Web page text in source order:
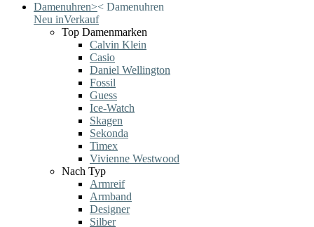
Damenuhren>< Damenuhren
Neu inVerkauf
Top Damenmarken
Calvin Klein
Casio
Daniel Wellington
Fossil
Guess
Ice-Watch
Skagen
Sekonda
Timex
Vivienne Westwood
Nach Typ
Armreif
Armband
Designer
Silber